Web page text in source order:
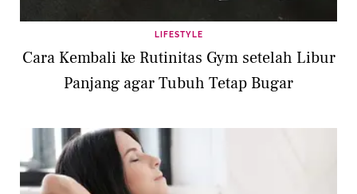
LIFESTYLE
Cara Kembali ke Rutinitas Gym setelah Libur
Panjang agar Tubuh Tetap Bugar